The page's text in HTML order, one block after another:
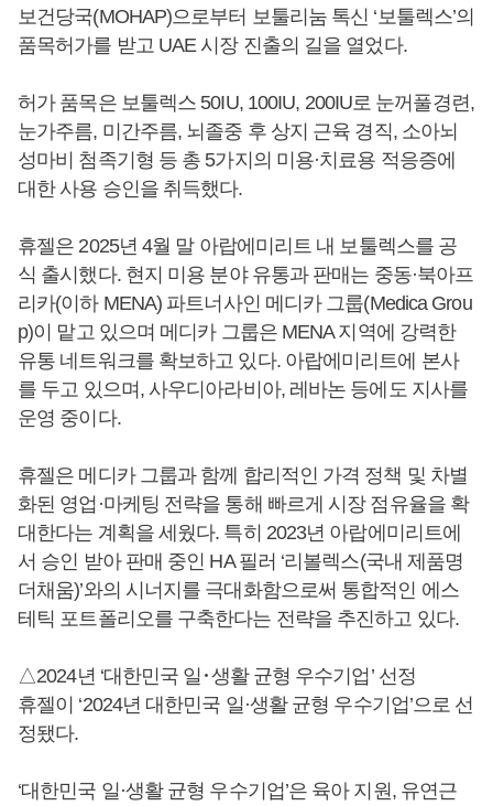
보건당국(MOHAP)으로부터 보툴리눔 톡신 ‘보툴렉스’의
품목허가를 받고 UAE 시장 진출의 길을 열었다.
허가 품목은 보툴렉스 50IU, 100IU, 200IU로 눈꺼풀경련,
눈가주름, 미간주름, 뇌졸중 후 상지 근육 경직, 소아뇌
성마비 첨족기형 등 총 5가지의 미용·치료용 적응증에
대한 사용 승인을 취득했다.
휴젤은 2025년 4월 말 아랍에미리트 내 보툴렉스를 공
식 출시했다. 현지 미용 분야 유통과 판매는 중동·북아프
리카(이하 MENA) 파트너사인 메디카 그룹(Medica Grou
p)이 맡고 있으며 메디카 그룹은 MENA 지역에 강력한
유통 네트워크를 확보하고 있다. 아랍에미리트에 본사
를 두고 있으며, 사우디아라비아, 레바논 등에도 지사를
운영 중이다.
휴젤은 메디카 그룹과 함께 합리적인 가격 정책 및 차별
화된 영업·마케팅 전략을 통해 빠르게 시장 점유율을 확
대한다는 계획을 세웠다. 특히 2023년 아랍에미리트에
서 승인 받아 판매 중인 HA 필러 ‘리볼렉스(국내 제품명
더채움)’와의 시너지를 극대화함으로써 통합적인 에스
테틱 포트폴리오를 구축한다는 전략을 추진하고 있다.
△2024년 ‘대한민국 일･생활 균형 우수기업’ 선정
휴젤이 ‘2024년 대한민국 일·생활 균형 우수기업’으로 선
정됐다.
‘대한민국 일·생활 균형 우수기업’은 육아 지원, 유연근